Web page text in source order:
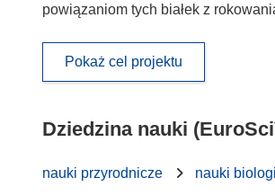
powiązaniom tych białek z
Pokaż cel projektu
Dziedzina nauki
nauki przyrodnicze nauki